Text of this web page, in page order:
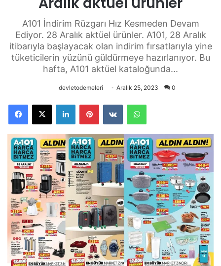
A101 İndirim Rüzgarı Hız Kesmeden Devam
Ediyor. 28 Aralık aktüel ürünler. A101, 28 Aralık
itibarıyla başlayacak olan indirim fırsatlarıyla yine
tüketicilerin yüzünü güldürmeye hazırlanıyor. Bu
hafta, A101 aktüel kataloğunda...
devletodemeleri Aralık 25, 2023 0